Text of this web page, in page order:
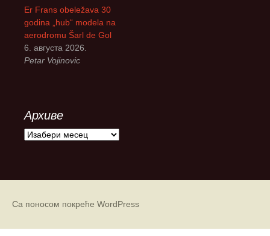
Er Frans obeležava 30
godina „hub“ modela na
aerodromu Šarl de Gol
6. августа 2026.
Petar Vojinovic
Архиве
А
Са поносом покреће WordPress